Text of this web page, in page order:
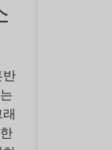
반